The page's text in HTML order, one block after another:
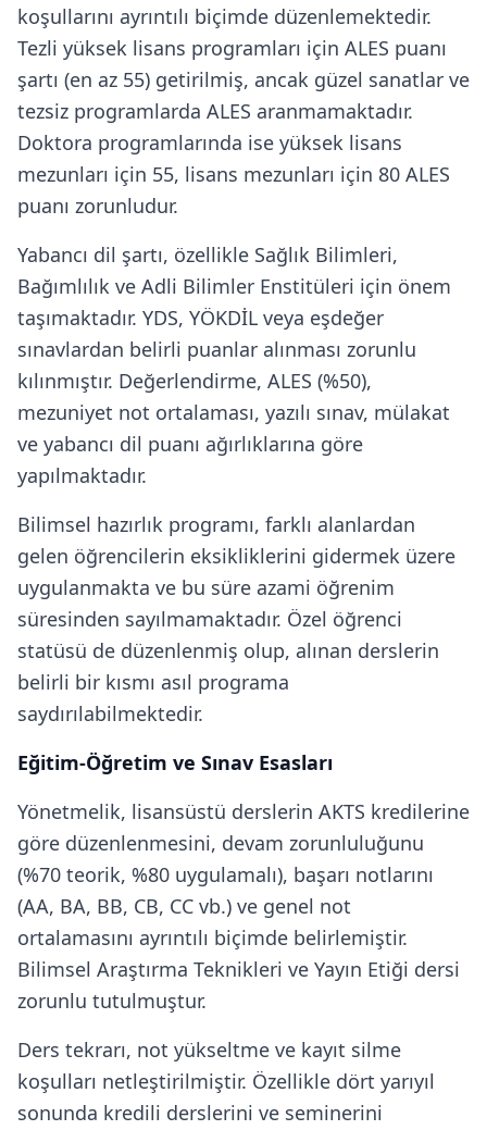
koşullarını ayrıntılı biçimde düzenlemektedir.
Tezli yüksek lisans programları için ALES puanı
şartı (en az 55) getirilmiş, ancak güzel sanatlar ve
tezsiz programlarda ALES aranmamaktadır.
Doktora programlarında ise yüksek lisans
mezunları için 55, lisans mezunları için 80 ALES
puanı zorunludur.
Yabancı dil şartı, özellikle Sağlık Bilimleri,
Bağımlılık ve Adli Bilimler Enstitüleri için önem
taşımaktadır. YDS, YÖKDİL veya eşdeğer
sınavlardan belirli puanlar alınması zorunlu
kılınmıştır. Değerlendirme, ALES (%50),
mezuniyet not ortalaması, yazılı sınav, mülakat
ve yabancı dil puanı ağırlıklarına göre
yapılmaktadır.
Bilimsel hazırlık programı, farklı alanlardan
gelen öğrencilerin eksikliklerini gidermek üzere
uygulanmakta ve bu süre azami öğrenim
süresinden sayılmamaktadır. Özel öğrenci
statüsü de düzenlenmiş olup, alınan derslerin
belirli bir kısmı asıl programa
saydırılabilmektedir.
Eğitim-Öğretim ve Sınav Esasları
Yönetmelik, lisansüstü derslerin AKTS kredilerine
göre düzenlenmesini, devam zorunluluğunu
(%70 teorik, %80 uygulamalı), başarı notlarını
(AA, BA, BB, CB, CC vb.) ve genel not
ortalamasını ayrıntılı biçimde belirlemiştir.
Bilimsel Araştırma Teknikleri ve Yayın Etiği dersi
zorunlu tutulmuştur.
Ders tekrarı, not yükseltme ve kayıt silme
koşulları netleştirilmiştir. Özellikle dört yarıyıl
sonunda kredili derslerini ve seminerini